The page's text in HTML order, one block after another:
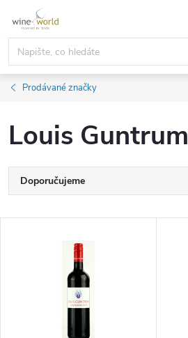
obsah
Prodávané značky
Louis Guntrum
Ř
a
Doporučujeme
Nejprodávanější